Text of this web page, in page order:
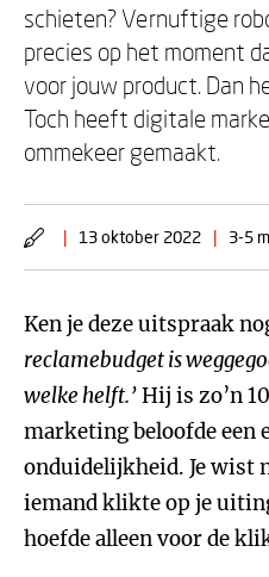
schieten? Vernuftige
precies op het moment
voor jouw product. Dan
Toch heeft digitale
ommekeer gemaakt.
| 13 oktober 2022 | 3-5
Ken je deze uitspraak
reclamebudget is
welke helft.’Hij is zo’n
marketing beloofde een
onduidelijkheid. Je wist
iemand klikte op je
hoefde alleen voor de